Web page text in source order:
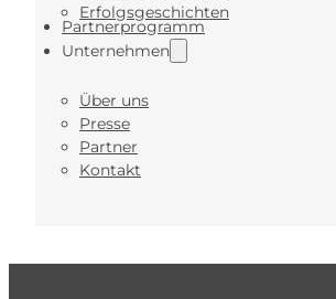
Erfolgsgeschichten
Partnerprogramm
Unternehmen
Über uns
Presse
Partner
Kontakt